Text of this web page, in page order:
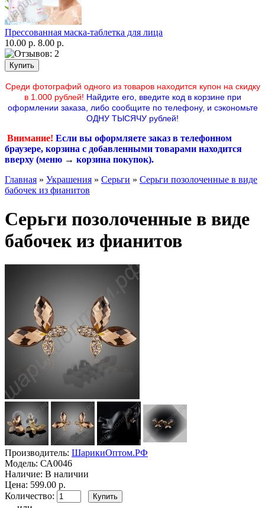
Прессованная маска-таблетка для лица
10.00 р. 8.00 р.
Среди фотографий одного из товаров находится купон на скидку
в 1.000 рублей! Найдите его, введите код в корзине при
оформлении заказа, либо сообщите по телефону, и сэкономьте
ОДНУ ТЫСЯЧУ рублей!
Внимание! Если вы оформляете заказ в телефонном
браузере, корзина с добавленными товарами находится
вверху (меню → корзина покупок).
Главная » Украшения » Серьги » Серьги позолоченные в виде
бабочек из фианитов
Серьги позолоченные в виде
бабочек из фианитов
Производитель: ШарикиОптом.РФ
Модель: СА0046
Наличие: В наличии
Цена: 599.00 р.
Количество: